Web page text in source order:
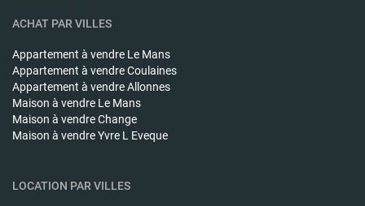
ACHAT PAR VILLES
Appartement à vendre Le Mans
Appartement à vendreCoulaines
Appartement à vendreAllonnes
Maison à vendre Le Mans
Maison à vendreChange
Maison à vendreYvre L Eveque
LOCATION PAR VILLES